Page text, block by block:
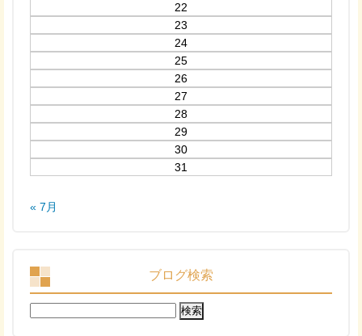
22
23
24
25
26
27
28
29
30
31
« 7月
ブログ検索
検
索: